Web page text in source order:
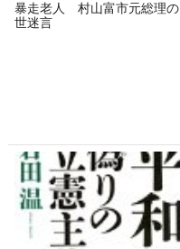
暴走老人 村山富市元総理の
世迷言